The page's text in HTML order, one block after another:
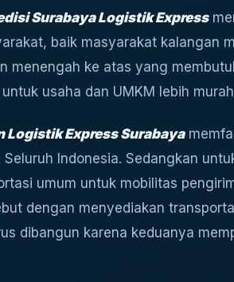
Surabaya Logistik Express
baik masyarakat kalangan
menengah ke atas yang
usaha dan UMKM lebih
Logistik Express Surabaya
Indonesia. Sedangkan
umum untuk mobilitas
dengan menyediakan
dibangun karena keduanya